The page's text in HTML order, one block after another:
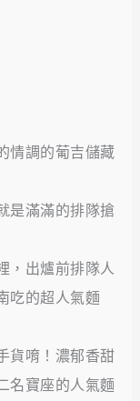
情調的葡吉儲藏
是滿滿的排隊搶
，出爐前排隊人
吃的超人氣麵
貨唷！濃郁香甜
名寶座的人氣麵